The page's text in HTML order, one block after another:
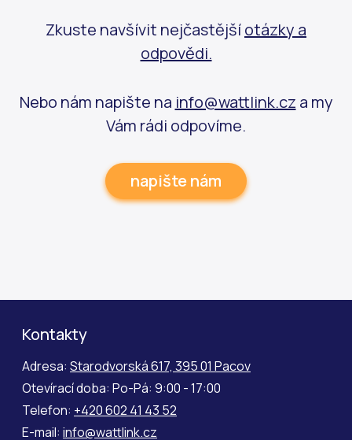
Zkuste navšívit nejčastějšíotázky a
odpovědi.
Nebo nám napište na info@wattlink.cz a my
Vám rádi odpovíme.
napište nám
Kontakty
Adresa: Starodvorská 617, 395 01 Pacov
Otevírací doba: Po-Pá: 9:00 - 17:00
Telefon: +420 602 41 43 52
E-mail: info@wattlink.cz